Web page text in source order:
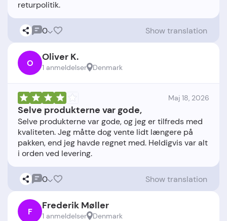
0 Show translation
O Oliver K.
1 anmeldelser Denmark
Maj 18, 2026
Selve produkterne var gode,
Selve produkterne var gode, og jeg er tilfreds med
kvaliteten. Jeg måtte dog vente lidt længere på
pakken, end jeg havde regnet med. Heldigvis var alt
0 Show translation
F Frederik Møller
1 anmeldelser Denmark